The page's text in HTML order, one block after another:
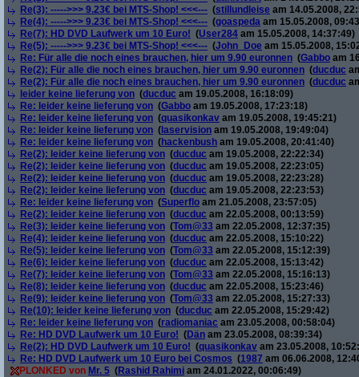
Re(3): ----->>> 9.23€ bei MTS-Shop! <<<--- (stillundleise am 14.05.2008,
Re(4): ----->>> 9.23€ bei MTS-Shop! <<<--- (goaspeda am 15.05.2008,
Re(7): HD DVD Laufwerk um 10 Euro! (User284 am 15.05.2008, 14:37:49)
Re(5): ----->>> 9.23€ bei MTS-Shop! <<<--- (John_Doe am 15.05.2008,
Re: Für alle die noch eines brauchen, hier um 9.90 euronnen (Gabbo am
Re(2): Für alle die noch eines brauchen, hier um 9.90 euronnen (ducduc
Re(2): Für alle die noch eines brauchen, hier um 9.90 euronnen (ducduc
leider keine lieferung von (ducduc am 19.05.2008, 16:18:09)
Re: leider keine lieferung von (Gabbo am 19.05.2008, 17:23:18)
Re: leider keine lieferung von (quasikonkav am 19.05.2008, 19:45:21)
Re: leider keine lieferung von ( laservision am 19.05.2008, 19:49:04)
Re: leider keine lieferung von (hackenbush am 19.05.2008, 20:41:40)
Re(2): leider keine lieferung von (ducduc am 19.05.2008, 22:22:34)
Re(2): leider keine lieferung von (ducduc am 19.05.2008, 22:23:05)
Re(2): leider keine lieferung von (ducduc am 19.05.2008, 22:23:28)
Re(2): leider keine lieferung von (ducduc am 19.05.2008, 22:23:53)
Re: leider keine lieferung von (Superflo am 21.05.2008, 23:57:05)
Re(2): leider keine lieferung von (ducduc am 22.05.2008, 00:13:59)
Re(3): leider keine lieferung von (Tom@33 am 22.05.2008, 12:37:35)
Re(4): leider keine lieferung von (ducduc am 22.05.2008, 15:10:22)
Re(5): leider keine lieferung von (Tom@33 am 22.05.2008, 15:12:39)
Re(6): leider keine lieferung von (ducduc am 22.05.2008, 15:13:42)
Re(7): leider keine lieferung von (Tom@33 am 22.05.2008, 15:16:13)
Re(8): leider keine lieferung von (ducduc am 22.05.2008, 15:23:46)
Re(9): leider keine lieferung von (Tom@33 am 22.05.2008, 15:27:33)
Re(10): leider keine lieferung von (ducduc am 22.05.2008, 15:29:42)
Re: leider keine lieferung von (radiomaniac am 23.05.2008, 00:58:04)
Re: HD DVD Laufwerk um 10 Euro! (Dän am 23.05.2008, 08:39:34)
Re(2): HD DVD Laufwerk um 10 Euro! (quasikonkav am 23.05.2008,
Re: HD DVD Laufwerk um 10 Euro bei Cosmos (1987 am 06.06.2008,
PLONKED von Mr. 5 (Rashid Rahimi am 24.01.2022, 00:06:49)